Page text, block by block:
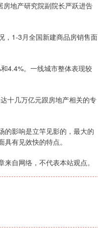
房地产研究院副院长严跃进告
，1-3月全国新建商品房销售面
4.4%。一线城市整体表现较
十几万亿元跟房地产相关的专
的影响是立竿见影的，最大的
有见效快的特点。
来自网络，不代表本站观点。